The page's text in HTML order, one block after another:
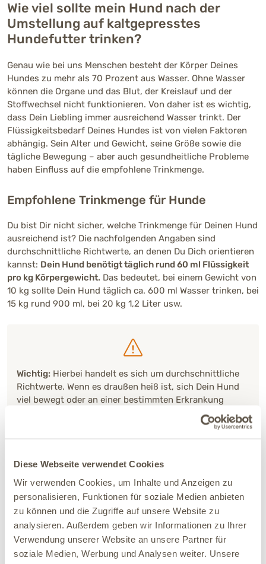
Diese Webseite verwendet Cookies
Wir verwenden Cookies, um Inhalte und Anzeigen zu
personalisieren, Funktionen für soziale Medien anbieten
zu können und die Zugriffe auf unsere Website zu
analysieren. Außerdem geben wir Informationen zu Ihrer
Verwendung unserer Website an unsere Partner für
soziale Medien, Werbung und Analysen weiter. Unsere
Wie viel sollte mein Hund nach der
Umstellung auf kaltgepresstes
Hundefutter trinken?
Genau wie bei uns Menschen besteht der Körper Deines
Hundes zu mehr als 70 Prozent aus Wasser. Ohne Wasser
können die Organe und das Blut, der Kreislauf und der
Stoffwechsel nicht funktionieren. Von daher ist es wichtig,
dass Dein Liebling immer ausreichend Wasser trinkt. Der
Flüssigkeitsbedarf Deines Hundes ist von vielen Faktoren
abhängig. Sein Alter und Gewicht, seine Größe sowie die
tägliche Bewegung – aber auch gesundheitliche Probleme
haben Einfluss auf die empfohlene Trinkmenge.
Empfohlene Trinkmenge für Hunde
Du bist Dir nicht sicher, welche Trinkmenge für Deinen Hund
ausreichend ist? Die nachfolgenden Angaben sind
durchschnittliche Richtwerte, an denen Du Dich orientieren
kannst: Dein Hund benötigt täglich rund 60 ml Flüssigkeit
pro kg Körpergewicht. Das bedeutet, bei einem Gewicht von
10 kg sollte Dein Hund täglich ca. 600 ml Wasser trinken, bei
15 kg rund 900 ml, bei 20 kg 1,2 Liter usw.
Wichtig: Hierbei handelt es sich um durchschnittliche
Richtwerte. Wenn es draußen heiß ist, sich Dein Hund
viel bewegt oder an einer bestimmten Erkrankung
leidet, kann das die notwendige Trinkmenge erhöhen.